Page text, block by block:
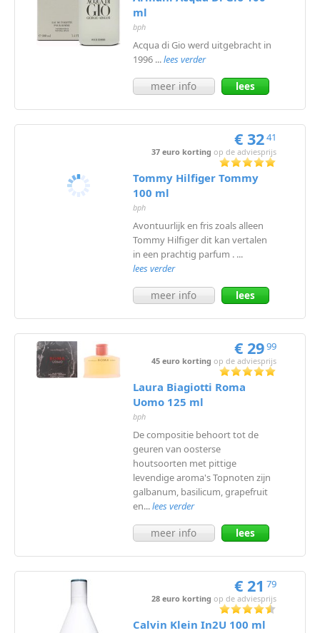
ml
bph
Acqua di Gio werd uitgebracht in
1996 ...lees verder
meer info
lees
€ 3241
37 euro korting op de adviesprijs
Tommy Hilfiger Tommy
100 ml
bph
Avontuurlijk en fris zoals alleen
Tommy Hilfiger dit kan vertalen
in een prachtig parfum . ...
lees verder
meer info
lees
€ 2999
45 euro korting op de adviesprijs
Laura Biagiotti Roma
Uomo 125 ml
bph
De compositie behoort tot de
geuren van oosterse
houtsoorten met pittige
levendige aroma's Topnoten zijn
galbanum, basilicum, grapefruit
en...lees verder
meer info
lees
€ 21 79
28 euro korting op de adviesprijs
Calvin Klein In2U 100 ml